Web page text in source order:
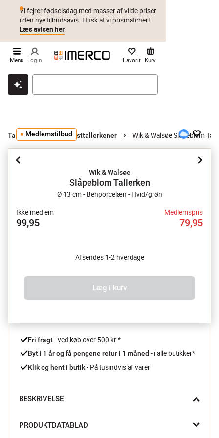
Klik & hent Byt i 1 år Prismatch
Vi fejrer fødselsdag med masser af vilde priser
i den nye tilbudsavis. Husk at vi prismatcher!
Læs avisen her
Menu Login Favorit Kurv
Tallerkener Frokosttallerkener Wik & Walsøe Slåpeblom
Medlemstilbud
Wik & Walsøe
Slåpeblom Tallerken
Ø 13 cm - Benporcelæn - Hvid/grøn
Ikke medlem
99,95
Medlemspris
79,95
Afsendes 1-2 hverdage
Læg i kurv
Fri fragt - ved køb over 500 kr.*
Byt i 1 år og få pengene retur i 1 måned - i alle butikker*
Klik og hent i butik - På tusindvis af varer
BESKRIVELSE
elegante Slåpeblom tallerken fra Wik & Walsøe. Tallerkenen er
PRODUKTDATABLAD